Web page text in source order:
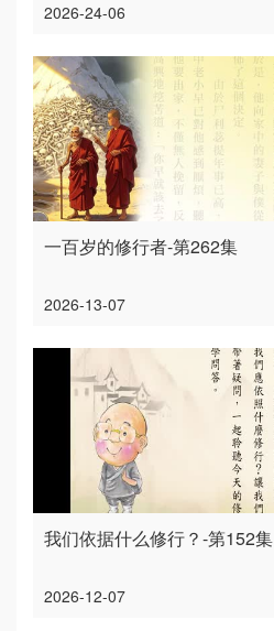
2026-24-06
一百岁的修行者-第262集
2026-13-07
我们依据什么修行？-第152集
2026-12-07